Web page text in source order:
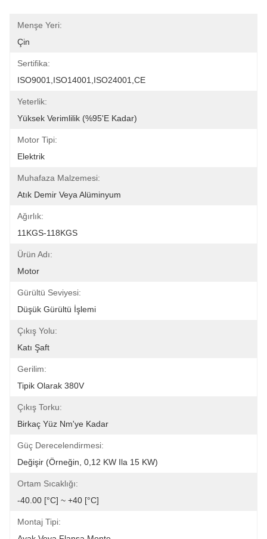
Menşe Yeri:
Çin
Sertifika:
ISO9001,ISO14001,ISO24001,CE
Yeterlik:
Yüksek Verimlilik (%95'e Kadar)
Motor Tipi:
Elektrik
Muhafaza Malzemesi:
Atık Demir Veya Alüminyum
Ağırlık:
11KGS-118KGS
Ürün Adı:
Motor
Gürültü Seviyesi:
Düşük Gürültü İşlemi
Çıkış Yolu:
Katı Şaft
Gerilim:
Tipik Olarak 380V
Çıkış Torku:
Birkaç Yüz Nm'ye Kadar
Güç Derecelendirmesi:
Değişir (örneğin, 0,12 KW Ila 15 KW)
Ortam Sıcaklığı:
-40.00 [°C] ~ +40 [°C]
Montaj Tipi: